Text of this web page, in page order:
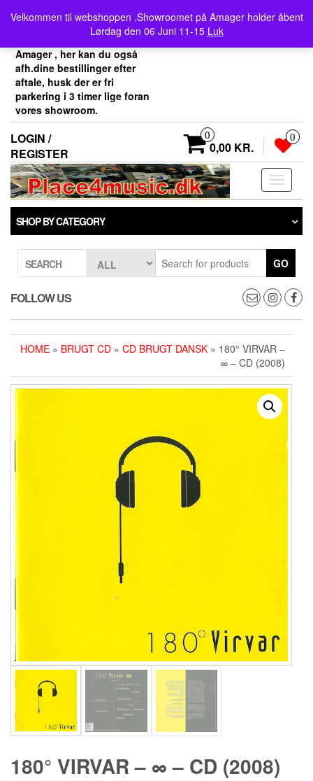
content
Velkommen til webshoppen .Showroomet på Amager holder åbent
Lørdag den 06 Juni 11-15 Luk
Velkommen her i
Place4music`s webshop .
Vores showroom ligger på
Amager , her kan du også
afh.dine bestillinger efter
aftale, husk der er fri
parkering i 3 timer lige foran
vores showroom.
LOGIN /
REGISTER
0
0,00 KR.
0
Toggle
SHOP BY CATEGORY
SEARCH GO
FOLLOW US
HOME » BRUGT CD » CD BRUGT DANSK » 180° VIRVAR ‎–
∞ – CD (2008)
180° VIRVAR ‎– ∞ – CD (2008)